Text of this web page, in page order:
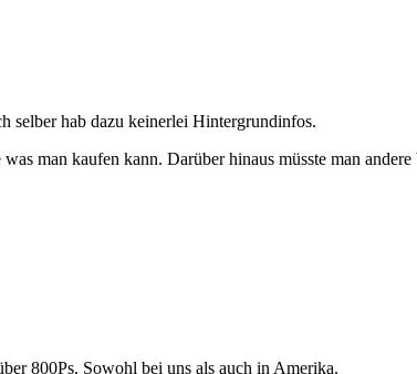
selber hab dazu keinerlei Hintergrundinfos.
man kaufen kann. Darüber hinaus müsste man
800Ps. Sowohl bei uns als auch in Amerika.